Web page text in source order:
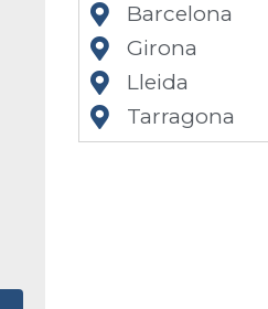
Barcelona
Girona
Lleida
Tarragona